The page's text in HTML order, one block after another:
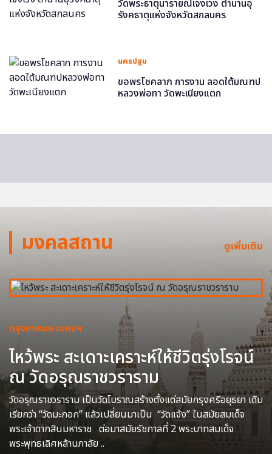
วัดพระธาตุนารายณ์เจงเวง ตำนานอุ
รังคธาตุแห่งจังหวัดสกลนคร
นครปฐม
ขอพรโชคลาภ การงาน ลอดใต้มณฑป
หลวงพ่อทา วัดพะเนียงแตก
มงคลสถาน ดูเพิ่มเติม
กรุงเทพมหานครฯ
ไหว้พระ สะเดาะเคราะห์ให้ชีวิตรุ่งโรจน์
ณ วัดอรุณราชวราราม
วัดอรุณราชวราราม เป็นวัดโบราณสร้างตั้งแต่สมัยกรุงศรีอยุธยา เดิม
เรียกว่า “วัดมะกอก” แล้วเปลี่ยนมาเป็น “วัดแจ้ง” ในสมัยสมเด็จ
พระเจ้าตากสินมหาราช ต่อมาสมัยรัชกาลที่ 2 พระบาทสมเด็จ
พระพุทธเลิศหล้านภาลัย ..